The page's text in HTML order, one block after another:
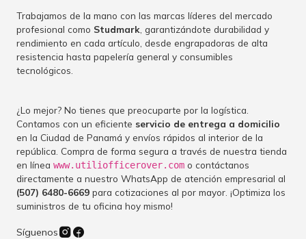
Trabajamos de la mano con las marcas líderes del mercado
profesional como Studmark , garantizándote durabilidad y
rendimiento en cada artículo, desde engrapadoras de alta
resistencia hasta papelería general y consumibles
tecnológicos.
¿Lo mejor? No tienes que preocuparte por la logística.
Contamos con un eficiente servicio de entrega a domicilio
en la Ciudad de Panamá y envíos rápidos al interior de la
república. Compra de forma segura a través de nuestra tienda
en línea www.utiliofficerover.com o contáctanos
directamente a nuestro WhatsApp de atención empresarial al
(507) 6480-6669 para cotizaciones al por mayor. ¡Optimiza los
suministros de tu oficina hoy mismo!
Síguenos